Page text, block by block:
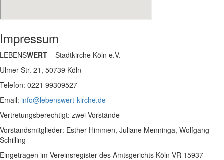
Impressum
LEBENSWERT – Stadtkirche Köln e.V.
Ulmer Str. 21, 50739 Köln
Telefon: 0221 99309527
Email: info@lebenswert-kirche.de
Vertretungsberechtigt: zwei Vorstände
Vorstandsmitglieder: Esther Himmen, Juliane Menninga, Wolfgang
Schilling
Eingetragen im Vereinsregister des Amtsgerichts Köln VR 15937